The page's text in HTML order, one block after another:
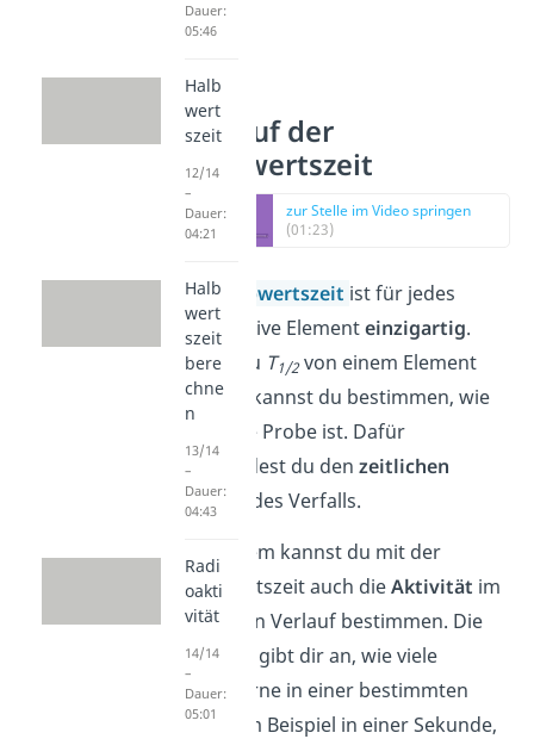
Verlauf der
Halbwertszeit
zur Stelle im Video springen
(01:23)
DieHalbwertszeit ist für jedes
radioaktive Elementeinzigartig.
Wenn du T1/2von einem Element
kennst, kannst du bestimmen, wie
alt deine Probe ist. Dafür
verwendest du den zeitlichen
Verlauf
des Verfalls.
Außerdem kannst du mit der
Halbwertszeit auch dieAktivität im
zeitlichen Verlauf bestimmen. Die
Aktivität gibt dir an, wie viele
Atomkerne in einer bestimmten
Zeit, zum Beispiel in einer Sekunde,
Dauer:
05:46
Halb
wert
szeit
12/14
–
Dauer:
04:21
Halb
wert
szeit
bere
chne
n
13/14
–
Dauer:
04:43
Radi
oakti
vität
14/14
–
Dauer:
05:01